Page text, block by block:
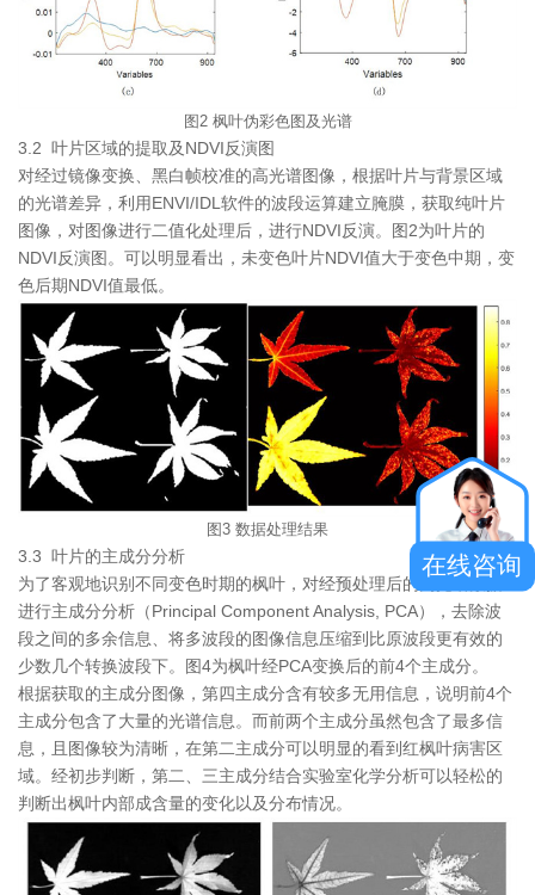
图2 枫叶伪彩色图及光谱
3.2 叶片区域的提取及NDVI反演图
对经过镜像变换、黑白帧校准的高光谱图像，根据叶片与背景区域
的光谱差异，利用ENVI/IDL软件的波段运算建立腌膜，获取纯叶片
图像，对图像进行二值化处理后，进行NDVI反演。图2为叶片的
NDVI反演图。可以明显看出，未变色叶片NDVI值大于变色中期，变
色后期NDVI值最低。
图3 数据处理结果
3.3 叶片的主成分分析
为了客观地识别不同变色时期的枫叶，对经预处理后的高光谱数据
进行主成分分析（Principal Component Analysis, PCA），去除波
段之间的多余信息、将多波段的图像信息压缩到比原波段更有效的
少数几个转换波段下。图4为枫叶经PCA变换后的前4个主成分。
根据获取的主成分图像，第四主成分含有较多无用信息，说明前4个
主成分包含了大量的光谱信息。而前两个主成分虽然包含了最多信
息，且图像较为清晰，在第二主成分可以明显的看到红枫叶病害区
域。经初步判断，第二、三主成分结合实验室化学分析可以轻松的
判断出枫叶内部成含量的变化以及分布情况。
在线咨询